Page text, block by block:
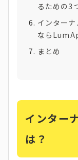
るための3
インター
なら
まとめ
インター
は？